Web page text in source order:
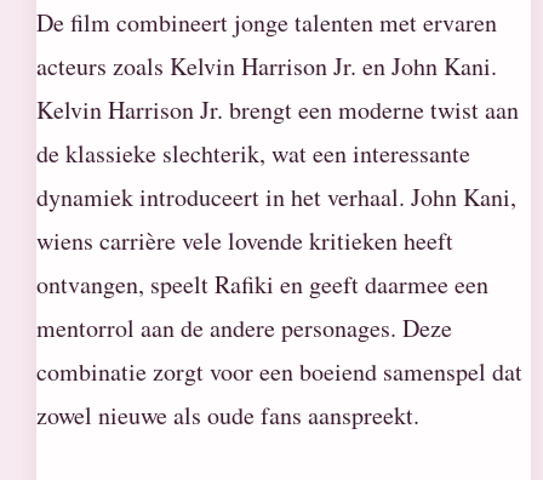
De film combineert jonge talenten met ervaren
acteurs zoals Kelvin Harrison Jr. en John Kani.
Kelvin Harrison Jr. brengt een moderne twist aan
de klassieke slechterik, wat een interessante
dynamiek introduceert in het verhaal. John Kani,
wiens carrière vele lovende kritieken heeft
ontvangen, speelt Rafiki en geeft daarmee een
mentorrol aan de andere personages. Deze
combinatie zorgt voor een boeiend samenspel dat
zowel nieuwe als oude fans aanspreekt.